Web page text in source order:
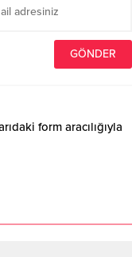
form aracılığıyla